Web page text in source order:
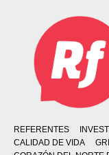
REFERENTES INVEST
CALIDAD DE VIDA